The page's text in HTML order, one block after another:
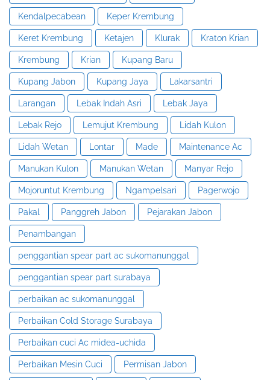
Kendalpecabean Keper Krembung
Keret Krembung Ketajen Klurak Kraton Krian
Krembung Krian Kupang Baru
Kupang Jabon Kupang Jaya Lakarsantri
Larangan Lebak Indah Asri Lebak Jaya
Lebak Rejo Lemujut Krembung Lidah Kulon
Lidah Wetan Lontar Made Maintenance Ac
Manukan Kulon Manukan Wetan Manyar Rejo
Mojoruntut Krembung Ngampelsari Pagerwojo
Pakal Panggreh Jabon Pejarakan Jabon
Penambangan
penggantian spear part ac sukomanunggal
penggantian spear part surabaya
perbaikan ac sukomanunggal
Perbaikan Cold Storage Surabaya
Perbaikan cuci Ac midea-uchida
Perbaikan Mesin Cuci Permisan Jabon